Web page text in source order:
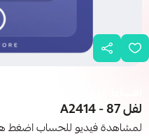
لفل 87 - A2414